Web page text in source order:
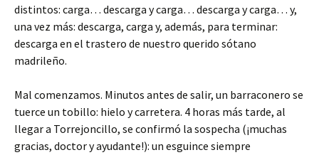
distintos: carga… descarga y carga… descarga y carga… y,
una vez más: descarga, carga y, además, para terminar:
descarga en el trastero de nuestro querido sótano
madrileño.
Mal comenzamos. Minutos antes de salir, un barraconero se
tuerce un tobillo: hielo y carretera. 4 horas más tarde, al
llegar a Torrejoncillo, se confirmó la sospecha (¡muchas
gracias, doctor y ayudante!): un esguince siempre